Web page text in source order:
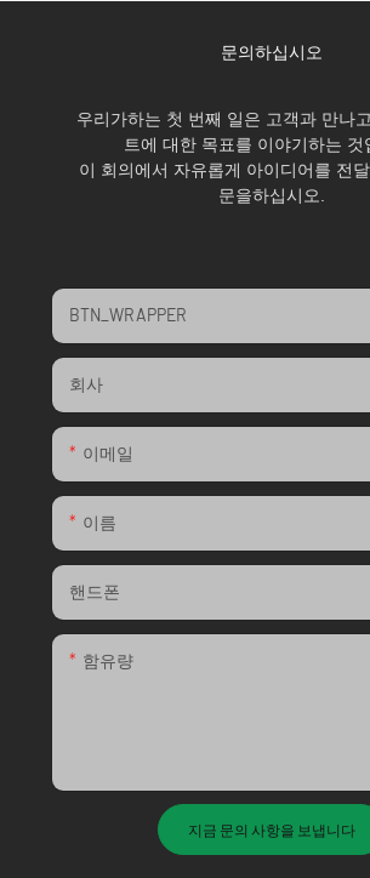
문의하십시오
우리가하는 첫 번째 일은 고객과 만나
트에 대한 목표를 이야기하는 것
이 회의에서 자유롭게 아이디어를 전
문을하십시오.
BTN_WRAPPER
회사
이메일
이름
핸드폰
함유량
지금 문의 사항을 보냅니다